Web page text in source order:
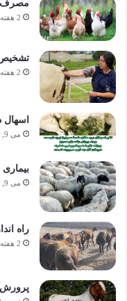
مصرف گوشت
2 هفته پیش
تشخیص
2 هفته پیش
اسهال
می 9, 2026
می 9, 2026
راه
2 هفته پیش
پرورش